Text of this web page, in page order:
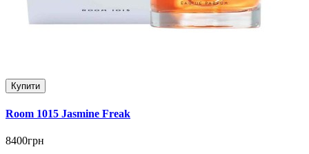
Купити
Room 1015 Jasmine Freak
8400грн